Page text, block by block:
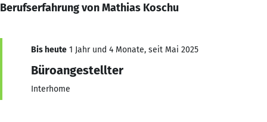
Berufserfahrung von Mathias Koschu
Bis heute 1 Jahr und 4 Monate, seit Mai 2025
Büroangestellter
Interhome